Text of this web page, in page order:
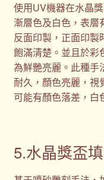
使用UV機器在水晶
漸層色及白色，表層
反面印製，正面印製
飽滿清楚。並且於彩
為鮮艷亮麗。此種手
耐久，顏色亮麗，視
可能有顏色落差，白
5.水晶獎盃